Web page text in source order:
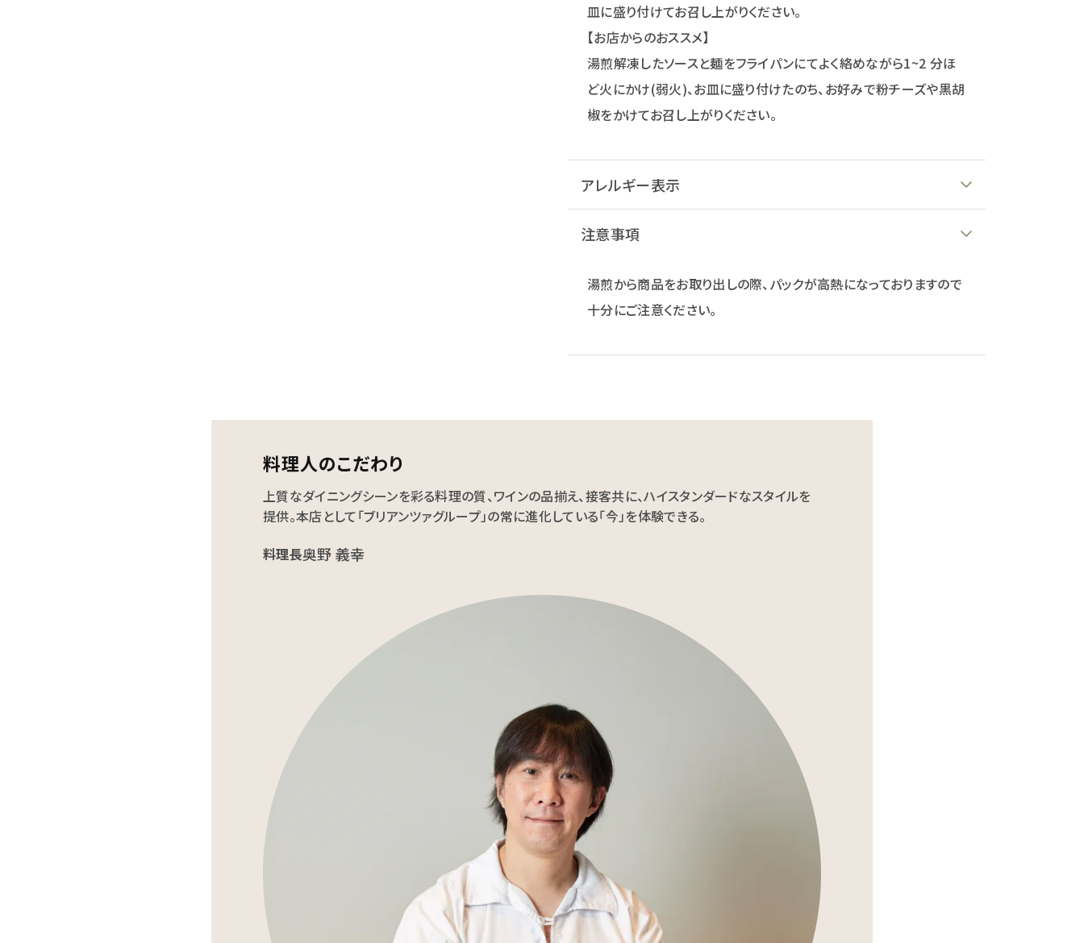
皿に盛り付けてお召し上がりください。
【お店からのおススメ】
湯煎解凍したソースと麺をフライパンにてよく絡めながら1~2 分ほ
ど火にかけ(弱火)、お皿に盛り付けたのち、お好みで粉チーズや黒胡
椒をかけてお召し上がりください。
アレルギー表示
注意事項
湯煎から商品をお取り出しの際、パックが高熱になっておりますので
十分にご注意ください。
料理人のこだわり
上質なダイニングシーンを彩る料理の質、ワインの品揃え、接客共に、ハイスタンダードなスタイルを
提供。本店として「ブリアンツァグループ」の常に進化している「今」を体験できる。
料理長奥野 義幸